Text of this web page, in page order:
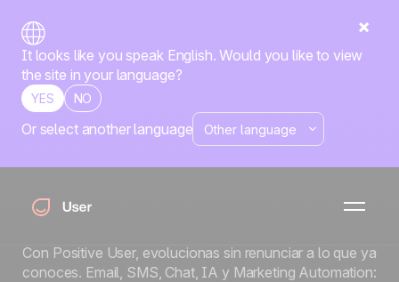
It looks like you speak English. Would you like to view
the site in your language?
YES NO
Or select another language
Sarbacane se
convierte en Positive
Con Positive User, evolucionas sin renunciar a lo que ya
conoces. Email, SMS, Chat, IA y Marketing Automation: